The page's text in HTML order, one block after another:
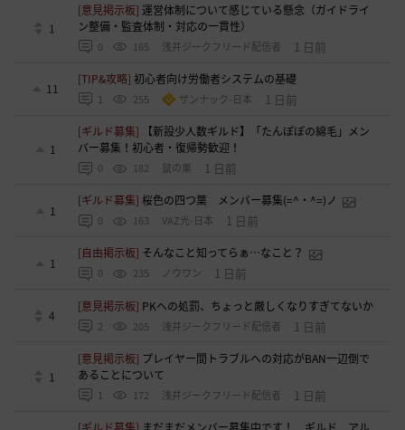
1
[意見掲示板]運営体制について感じている懸念（ガイドライ
ン整備・監査体制・対応の一貫性）
0 165 浅井ジークフリード配信者 1 日前
11
[TIP&攻略]初心者向け労働者システムの基礎
1 255 ザンナック-日本 1 日前
1
[ギルド募集]
【新設少人数ギルド】「たんぽぽの綿毛」メン
バー募集！初心者・復帰勢歓迎！
0 182 鼠の巣 1 日前
1
[ギルド募集]桜色の四つ葉 メンバー募集(=^・^=)ノ
0 163 VAZ光-日本 1 日前
1
[自由掲示板] そんなこと知ってらぁ…なこと？
0 235 ノウワン 1 日前
4
[意見掲示板] PKへの処罰、ちょっと厳しくなりすぎてないか
2 205 浅井ジークフリード配信者 1 日前
1
[意見掲示板] プレイヤー間トラブルへの対応がBAN一辺倒で
あることについて
1 172 浅井ジークフリード配信者 1 日前